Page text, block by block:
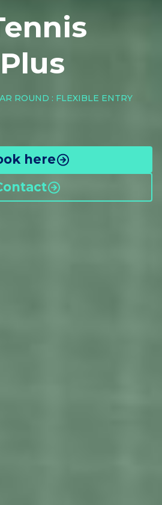
ROUND : FLEXIBLE ENTRY
here